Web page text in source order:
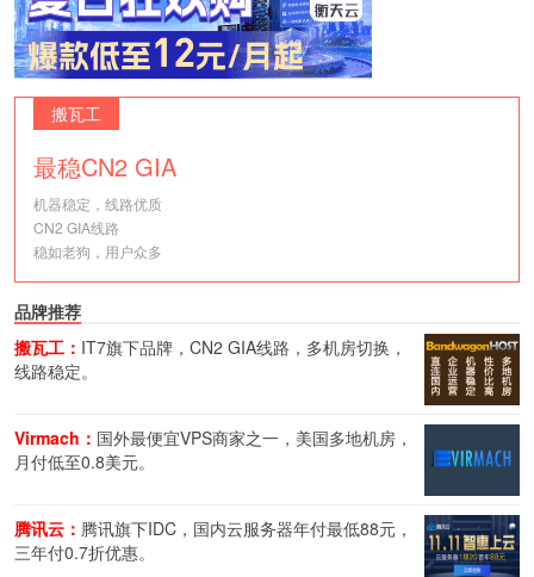
搬瓦工
最稳CN2 GIA
机器稳定，线路优质
CN2 GIA线路
稳如老狗，用户众多
品牌推荐
搬瓦工： IT7旗下品牌，CN2 GIA线路，多机房切换，
线路稳定。
Virmach： 国外最便宜VPS商家之一，美国多地机房，
月付低至0.8美元。
腾讯云： 腾讯旗下IDC，国内云服务器年付最低88元，
三年付0.7折优惠。